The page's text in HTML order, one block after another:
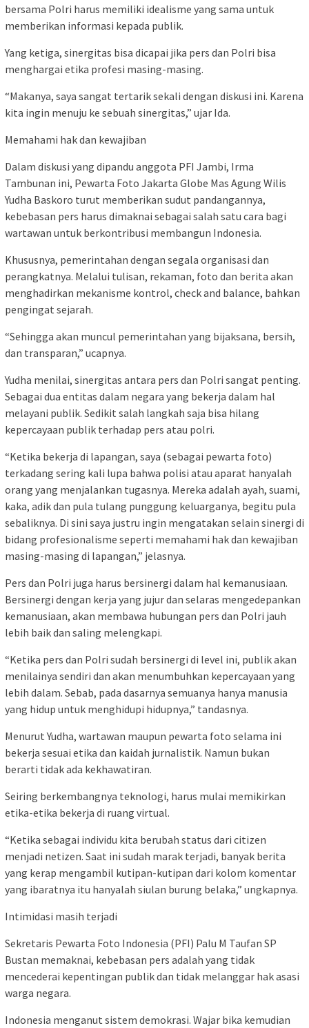
bersama Polri harus memiliki idealisme yang sama untuk
memberikan informasi kepada publik.
Yang ketiga, sinergitas bisa dicapai jika pers dan Polri bisa
menghargai etika profesi masing-masing.
“Makanya, saya sangat tertarik sekali dengan diskusi ini. Karena
kita ingin menuju ke sebuah sinergitas,” ujar Ida.
Memahami hak dan kewajiban
Dalam diskusi yang dipandu anggota PFI Jambi, Irma
Tambunan ini, Pewarta Foto Jakarta Globe Mas Agung Wilis
Yudha Baskoro turut memberikan sudut pandangannya,
kebebasan pers harus dimaknai sebagai salah satu cara bagi
wartawan untuk berkontribusi membangun Indonesia.
Khususnya, pemerintahan dengan segala organisasi dan
perangkatnya. Melalui tulisan, rekaman, foto dan berita akan
menghadirkan mekanisme kontrol, check and balance, bahkan
pengingat sejarah.
“Sehingga akan muncul pemerintahan yang bijaksana, bersih,
dan transparan,” ucapnya.
Yudha menilai, sinergitas antara pers dan Polri sangat penting.
Sebagai dua entitas dalam negara yang bekerja dalam hal
melayani publik. Sedikit salah langkah saja bisa hilang
kepercayaan publik terhadap pers atau polri.
“Ketika bekerja di lapangan, saya (sebagai pewarta foto)
terkadang sering kali lupa bahwa polisi atau aparat hanyalah
orang yang menjalankan tugasnya. Mereka adalah ayah, suami,
kaka, adik dan pula tulang punggung keluarganya, begitu pula
sebaliknya. Di sini saya justru ingin mengatakan selain sinergi di
bidang profesionalisme seperti memahami hak dan kewajiban
masing-masing di lapangan,” jelasnya.
Pers dan Polri juga harus bersinergi dalam hal kemanusiaan.
Bersinergi dengan kerja yang jujur dan selaras mengedepankan
kemanusiaan, akan membawa hubungan pers dan Polri jauh
lebih baik dan saling melengkapi.
“Ketika pers dan Polri sudah bersinergi di level ini, publik akan
menilainya sendiri dan akan menumbuhkan kepercayaan yang
lebih dalam. Sebab, pada dasarnya semuanya hanya manusia
yang hidup untuk menghidupi hidupnya,” tandasnya.
Menurut Yudha, wartawan maupun pewarta foto selama ini
bekerja sesuai etika dan kaidah jurnalistik. Namun bukan
berarti tidak ada kekhawatiran.
Seiring berkembangnya teknologi, harus mulai memikirkan
etika-etika bekerja di ruang virtual.
“Ketika sebagai individu kita berubah status dari citizen
menjadi netizen. Saat ini sudah marak terjadi, banyak berita
yang kerap mengambil kutipan-kutipan dari kolom komentar
yang ibaratnya itu hanyalah siulan burung belaka,” ungkapnya.
Intimidasi masih terjadi
Sekretaris Pewarta Foto Indonesia (PFI) Palu M Taufan SP
Bustan memaknai, kebebasan pers adalah yang tidak
mencederai kepentingan publik dan tidak melanggar hak asasi
warga negara.
Indonesia menganut sistem demokrasi. Wajar bika kemudian